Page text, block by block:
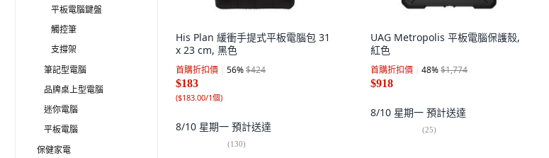
平板電腦鍵盤
觸控筆
支撐架
筆記型電腦
品牌桌上型電腦
迷你電腦
平板電腦
保健家電
His Plan 緩衝手提式平板電腦包 31
x 23 cm, 黑色
首購折扣價 56%$424
$183
($183.00/1個)
8/10 星期一 預計送達
(130)
UAG Metropolis 平板電腦保護殼,
紅色
首購折扣價 48%$1,774
$918
8/10 星期一 預計送達
(25)